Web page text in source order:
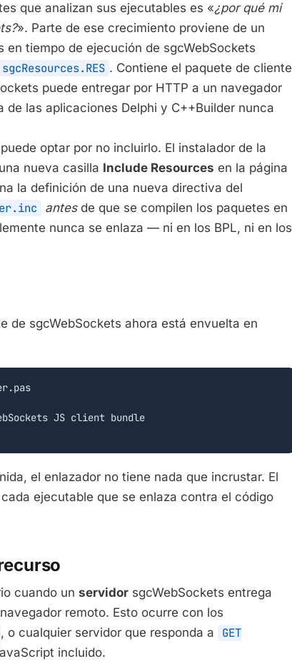
que analizan sus ejecutables es «¿por qué mi
». Parte de ese crecimiento proviene de un
tiempo de ejecución de sgcWebSockets
sgcResources.RES . Contiene el paquete de cliente
puede entregar por HTTP a un navegador
las aplicaciones Delphi y C++Builder nunca
optar por no incluirlo. El instalador de la
nueva casilla Include Resources en la página
la definición de una nueva directiva del
antesde que se compilen los paquetes en
nunca se enlaza — ni en los BPL, ni en los
de sgcWebSockets ahora está envuelta en
JS client bundle
el enlazador no tiene nada que incrustar. El
ejecutable que se enlaza contra el código
cuando un servidor sgcWebSockets entrega
remoto. Esto ocurre con los
, o cualquier servidor que responda a
GET
incluido.